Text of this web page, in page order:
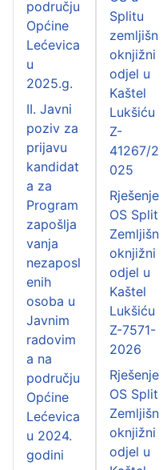
području
Općine
Lećevica
u
2025.g.
II. Javni
poziv za
prijavu
kandidat
a za
Program
zapošlja
vanja
nezaposl
enih
osoba u
Javnim
radovim
a na
području
Općine
Lećevica
u 2024.
godini
Splitu
zemljišn
oknjižni
odjel u
Kaštel
Lukšiću
Z-
41267/2
025
Rješenje
OS Split
Zemljišn
oknjižni
odjel u
Kaštel
Lukšiću
Z-7571-
2026
Rješenje
OS Split
Zemljišn
oknjižni
odjel u